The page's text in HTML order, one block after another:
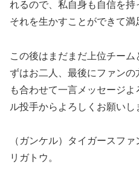
れるので、私自身も自信を持
それを生かすことができて満
この後はまだまだ上位チー
ずはお二人、最後にファン
も合わせて一言メッセージ
ル投手からよろしくお願いし
（ガンケル）タイガースフ
リガトウ。